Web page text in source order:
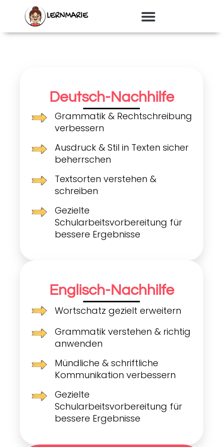
Deutsch-Nachhilfe
Grammatik & Rechtschreibung
verbessern
Ausdruck & Stil in Texten sicher
beherrschen
Textsorten verstehen &
schreiben
Gezielte
Schularbeitsvorbereitung für
bessere Ergebnisse
Englisch-Nachhilfe
Wortschatz gezielt erweitern
Grammatik verstehen & richtig
anwenden
Mündliche & schriftliche
Kommunikation verbessern
Gezielte
Schularbeitsvorbereitung für
bessere Ergebnisse